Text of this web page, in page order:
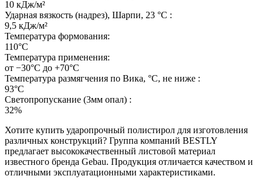
10 кДж/м²
Ударная вязкость (надрез), Шарпи, 23 °С :
9,5 кДж/м²
Температура формования:
110°С
Температура применения:
от −30°С до +70°С
Температура размягчения по Вика, °С, не ниже :
93°С
Светопропускание (3мм опал) :
32%
Хотите купить ударопрочный полистирол для изготовления
различных конструкций? Группа компаний BESTLY
предлагает высококачественный листовой материал
известного бренда Gebau. Продукция отличается качеством и
отличными эксплуатационными характеристиками.